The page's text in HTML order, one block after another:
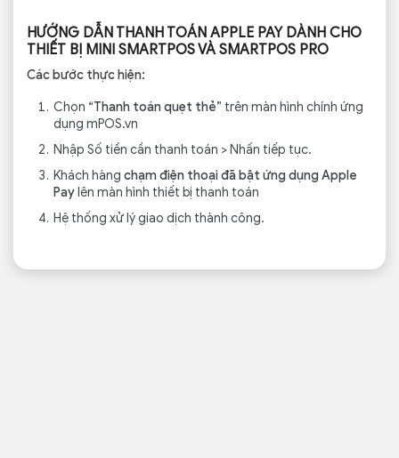
HƯỚNG DẪN THANH TOÁN APPLE PAY DÀNH CHO
THIẾT BỊ MINI SMARTPOS VÀ SMARTPOS PRO
Các bước thực hiện:
Chọn “Thanh toán quẹt thẻ” trên màn hình chính ứng
dụng mPOS.vn
Nhập Số tiền cần thanh toán > Nhấn tiếp tục.
Khách hàng chạm điện thoại đã bật ứng dụng Apple
Pay lên màn hình thiết bị thanh toán
Hệ thống xử lý giao dịch thành công.